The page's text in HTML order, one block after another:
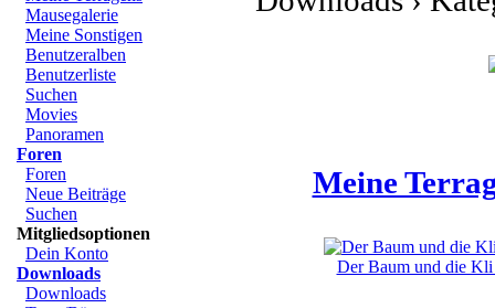
Mausegalerie
Meine Sonstigen
Benutzeralben
Benutzerliste
Suchen
Movies
Panoramen
Foren
Foren
Neue Beiträge
Suchen
Mitgliedsoptionen
Dein Konto
Downloads
Downloads
Meine
Der Baum und die Kli